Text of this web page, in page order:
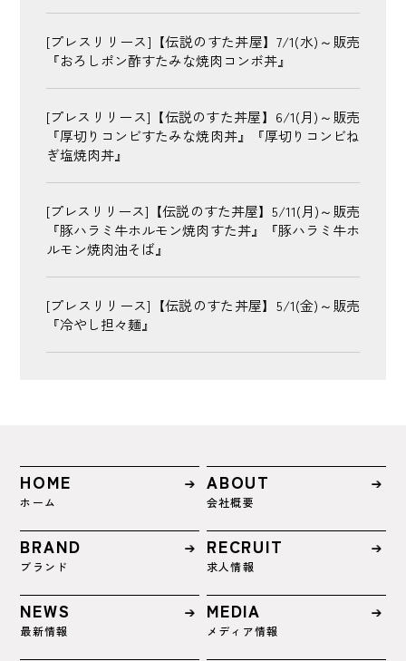
[プレスリリース]【伝説のすた丼屋】7/1(水)～販売
『おろしポン酢すたみな焼肉コンボ丼』
[プレスリリース]【伝説のすた丼屋】6/1(月)～販売
『厚切りコンビすたみな焼肉丼』『厚切りコンビね
ぎ塩焼肉丼』
[プレスリリース]【伝説のすた丼屋】5/11(月)～販売
『豚ハラミ牛ホルモン焼肉すた丼』『豚ハラミ牛ホ
ルモン焼肉油そば』
[プレスリリース]【伝説のすた丼屋】5/1(金)～販売
『冷やし担々麺』
HOME
ホーム
ABOUT
会社概要
BRAND
ブランド
RECRUIT
求人情報
NEWS
最新情報
MEDIA
メディア情報